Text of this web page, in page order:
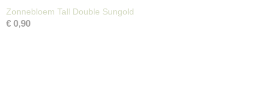
Zonnebloem Tall Double Sungold
€ 0,90